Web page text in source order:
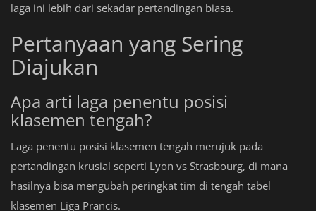
laga ini lebih dari sekadar pertandingan biasa.
Pertanyaan yang Sering
Diajukan
Apa arti laga penentu posisi
klasemen tengah?
Laga penentu posisi klasemen tengah merujuk pada
pertandingan krusial seperti Lyon vs Strasbourg, di mana
hasilnya bisa mengubah peringkat tim di tengah tabel
klasemen Liga Prancis.